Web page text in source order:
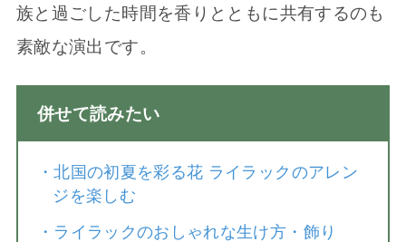
族と過ごした時間を香りとともに共有するのも
素敵な演出です。
併せて読みたい
・北国の初夏を彩る花 ライラックのアレン
ジを楽しむ
・ ライラックのおしゃれな生け方・飾り